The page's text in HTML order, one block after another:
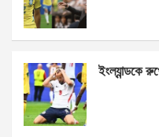
ইংল্যান্ডকে